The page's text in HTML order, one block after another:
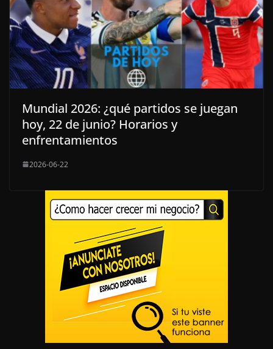
Mundial 2026: ¿qué partidos se juegan
hoy, 22 de junio? Horarios y
enfrentamientos
2026-06-22